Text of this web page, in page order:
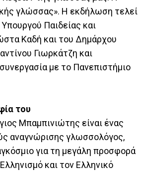
γλώσσας». Η εκδήλωση τελεί
Παιδείας και
Καδή και του Δημάρχου
Γιωρκάτζη και
με το Πανεπιστήμιο
του
Μπαμπινιώτης είναι ένας
αναγνώρισης γλωσσολόγος,
για τη μεγάλη προσφορά
και τον Ελληνικό